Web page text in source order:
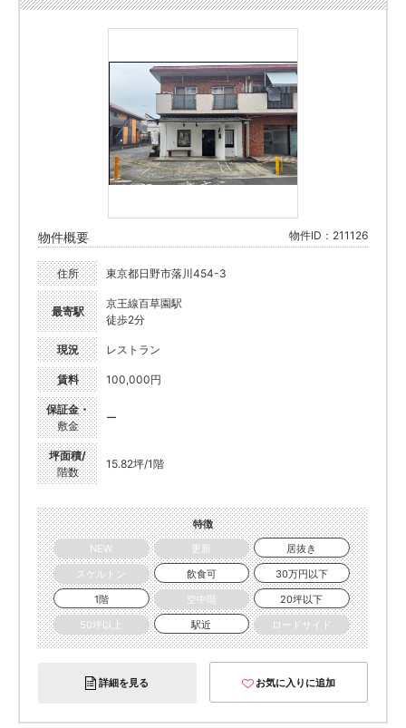
物件概要 物件ID：211126
住所 東京都日野市落川454-3
最寄駅
京王線百草園駅
徒歩2分
現況 レストラン
賃料 100,000円
保証金・
敷金
ー
坪面積/
階数
15.82坪/1階
特徴
NEW
更新
居抜き
スケルトン
飲食可
30万円以下
1階
空中階
20坪以下
50坪以上
駅近 ロードサイド
詳細を見る お気に入りに追加